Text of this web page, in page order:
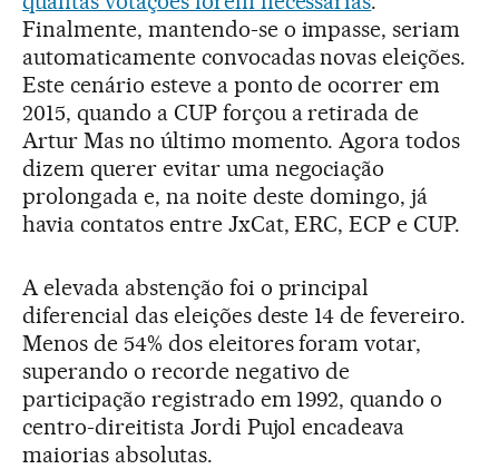
Finalmente, mantendo-se o impasse, seriam
automaticamente convocadas novas eleições.
Este cenário esteve a ponto de ocorrer em
2015, quando a CUP forçou a retirada de
Artur Mas no último momento. Agora todos
dizem querer evitar uma negociação
prolongada e, na noite deste domingo, já
havia contatos entre JxCat, ERC, ECP e CUP.
A elevada abstenção foi o principal
diferencial das eleições deste 14 de fevereiro.
Menos de 54% dos eleitores foram votar,
superando o recorde negativo de
participação registrado em 1992, quando o
centro-direitista Jordi Pujol encadeava
maiorias absolutas.